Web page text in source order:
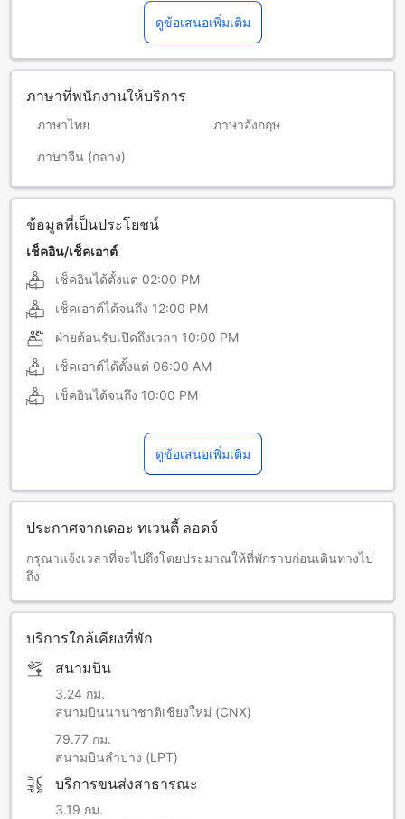
ดูข้อเสนอเพิ่มเติม
ภาษาที่พนักงานให้บริการ
ภาษาไทย ภาษาอังกฤษ
ภาษาจีน (กลาง)
ข้อมูลที่เป็นประโยชน์
เช็คอิน/เช็คเอาต์
เช็คอินได้ตั้งแต่ 02:00 PM
เช็คเอาต์ได้จนถึง 12:00 PM
ฝ่ายต้อนรับเปิดถึงเวลา 10:00 PM
เช็คเอาต์ได้ตั้งแต่ 06:00 AM
เช็คอินได้จนถึง 10:00 PM
ดูข้อเสนอเพิ่มเติม
ประกาศจากเดอะ ทเวนตี้ ลอดจ์
กรุณาแจ้งเวลาที่จะไปถึงโดยประมาณให้ที่พักราบก่อนเดินทางไป
ถึง
บริการใกล้เคียงที่พัก
สนามบิน
3.24 กม.
สนามบินนานาชาติเชียงใหม่ (CNX)
79.77 กม.
สนามบินลำปาง (LPT)
บริการขนส่งสาธารณะ
3.19 กม.